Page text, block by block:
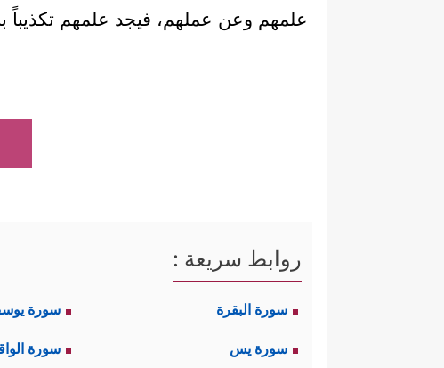
علمهم وعن عملهم، فيجد علمهم تكذيباً
روابط سريعة :
سورة البقرة سورة
سورة يس سورة